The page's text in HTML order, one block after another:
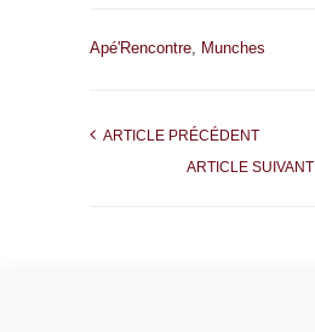
Apé'Rencontre, Munches
ARTICLE PRÉCÉDENT
ARTICLE SUIVANT